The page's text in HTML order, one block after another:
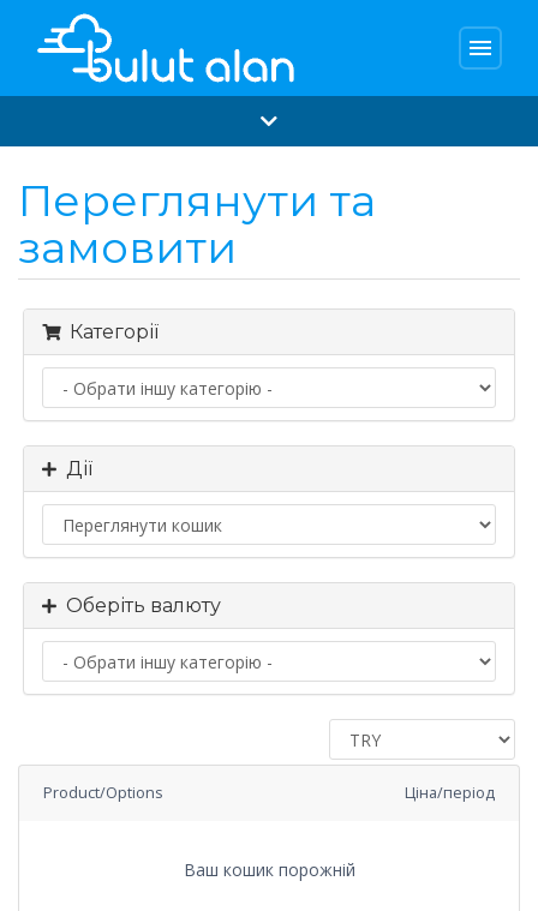
menu
Переглянути та
замовити
Категорії
Дії
Оберіть валюту
Product/Options Ціна/період
Ваш кошик порожній